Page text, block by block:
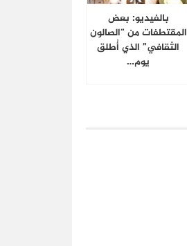
بالفيديو: بعض
المقتطفات من “الصالون
الثقافي” الذي أُطلق
يوم…